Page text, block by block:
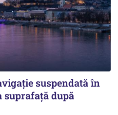
suspendată în
suprafață după